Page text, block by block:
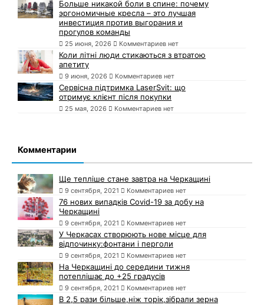
Больше никакой боли в спине: почему
эргономичные кресла – это лучшая
инвестиция против выгорания и
прогулов команды
25 июня, 2026 Комментариев нет
Коли літні люди стикаються з втратою
апетиту
9 июня, 2026 Комментариев нет
Сервісна підтримка LaserSvit: що
отримує клієнт після покупки
25 мая, 2026 Комментариев нет
Комментарии
Ще тепліше стане завтра на Черкащині
9 сентября, 2021 Комментариев нет
76 нових випадків Covid-19 за добу на
Черкащині
9 сентября, 2021 Комментариев нет
У Черкасах створюють нове місце для
відпочинку:фонтани і перголи
9 сентября, 2021 Комментариев нет
На Черкащині до середини тижня
потеплішає до +25 градусів
9 сентября, 2021 Комментариев нет
В 2,5 рази більше,ніж торік,зібрали зерна